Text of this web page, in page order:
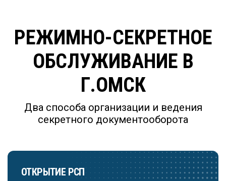
РЕЖИМНО-СЕКРЕТНОЕ
ОБСЛУЖИВАНИЕ В
Г.ОМСК
Два способа организации и ведения
секретного документооборота
ОТКРЫТИЕ РСП